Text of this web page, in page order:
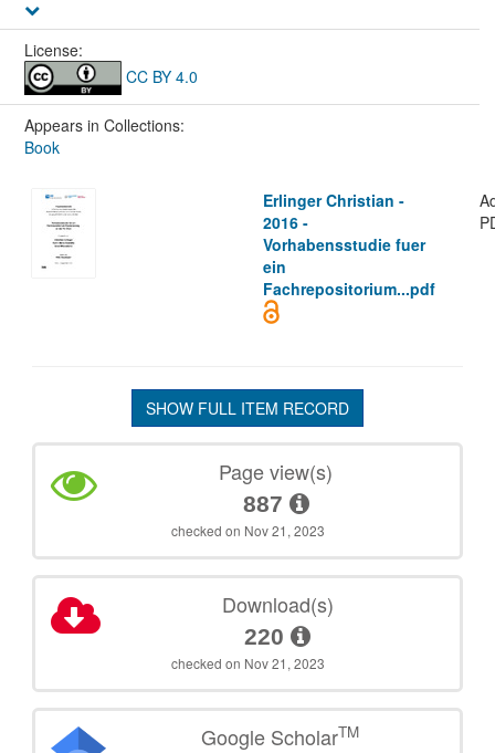
License:
CC BY 4.0
Appears in Collections:
Book
Erlinger Christian -
2016 -
Vorhabensstudie fuer
ein
Fachrepositorium...pdf
SHOW FULL ITEM RECORD
Page view(s)
887
checked on Nov 21, 2023
Download(s)
220
checked on Nov 21, 2023
Google ScholarTM